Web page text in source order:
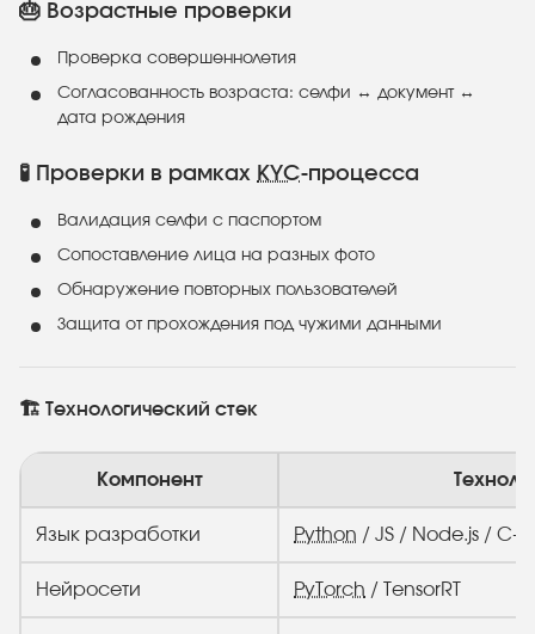
🎂 Возрастные проверки
Проверка совершеннолетия
Согласованность возраста: селфи ↔ документ ↔
дата рождения
🧪 Проверки в рамках KYC-процесса
Валидация селфи с паспортом
Сопоставление лица на разных фото
Обнаружение повторных пользователей
Защита от прохождения под чужими данными
🏗️ Технологический стек
Компонент
Язык разработки Python / JS / Node.js / C++
Нейросети PyTorch / TensorRT